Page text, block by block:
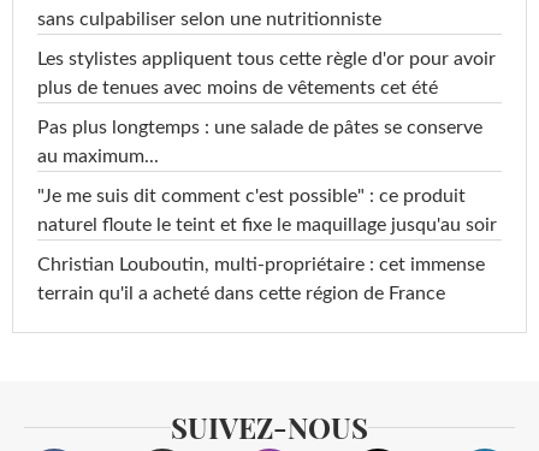
sans culpabiliser selon une nutritionniste
Les stylistes appliquent tous cette règle d'or pour avoir
plus de tenues avec moins de vêtements cet été
Pas plus longtemps : une salade de pâtes se conserve
au maximum...
"Je me suis dit comment c'est possible" : ce produit
naturel floute le teint et fixe le maquillage jusqu'au soir
Christian Louboutin, multi-propriétaire : cet immense
terrain qu'il a acheté dans cette région de France
SUIVEZ-NOUS